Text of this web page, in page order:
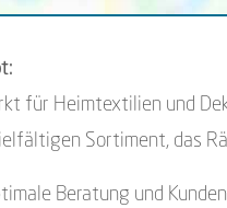
für Heimtextilien und
Sortiment, das
Beratung und